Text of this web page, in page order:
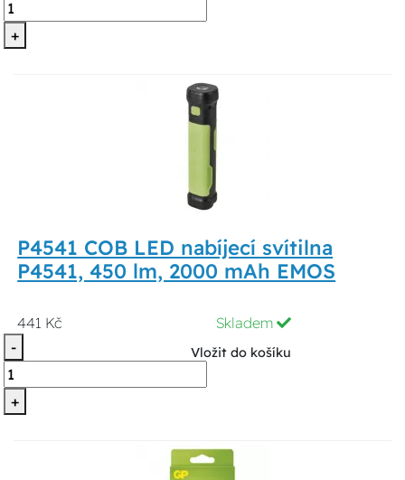
+
P4541 COB LED nabíjecí svítilna
P4541, 450 lm, 2000 mAh EMOS
441 Kč
Skladem
-
+
Vložit do košíku